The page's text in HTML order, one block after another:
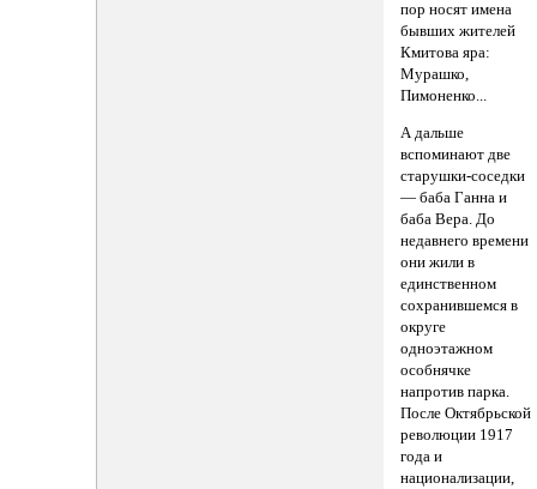
пор носят имена
бывших жителей
Кмитова яра:
Мурашко,
Пимоненко...
А дальше
вспоминают две
старушки-соседки
— баба Ганна и
баба Вера. До
недавнего времени
они жили в
единственном
сохранившемся в
округе
одноэтажном
особнячке
напротив парка.
После Октябрьской
революции 1917
года и
национализации,